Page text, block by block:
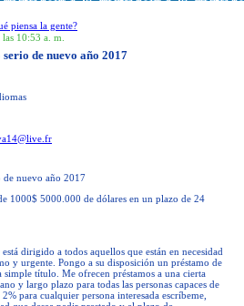
piensa la gente?
10:53 a. m.
de nuevo año 2017
de nuevo año 2017
1000$ 5000.000 de dólares en un plazo de 24
dirigido a todos aquellos que están en necesidad
y urgente. Pongo a su disposición un préstamo de
título. Me ofrecen préstamos a una cierta
y largo plazo para todas las personas capaces de
para cualquier persona interesada escríbeme,